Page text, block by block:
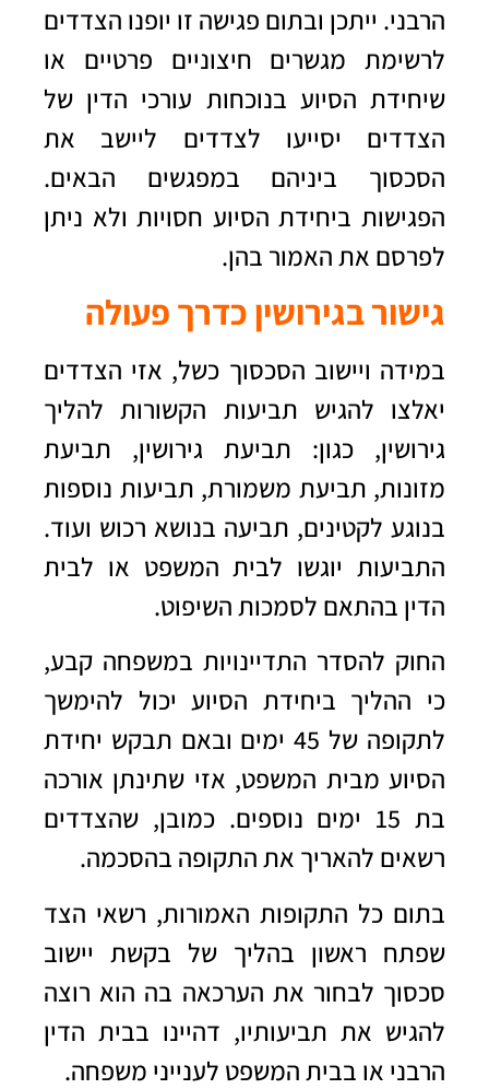
הרבני. ייתכן ובתום פגישה זו יופנו הצדדים
לרשימת מגשרים חיצוניים פרטיים או
שיחידת הסיוע בנוכחות עורכי הדין של
הצדדים יסייעו לצדדים ליישב את
הסכסוך ביניהם במפגשים הבאים.
הפגישות ביחידת הסיוע חסויות ולא ניתן
לפרסם את האמור בהן.
גישור בגירושין כדרך פעולה
במידה ויישוב הסכסוך כשל, אזי הצדדים
יאלצו להגיש תביעות הקשורות להליך
גירושין, כגון: תביעת גירושין, תביעת
מזונות, תביעת משמורת, תביעות נוספות
בנוגע לקטינים, תביעה בנושא רכוש ועוד.
התביעות יוגשו לבית המשפט או לבית
הדין בהתאם לסמכות השיפוט.
החוק להסדר התדיינויות במשפחה קבע,
כי ההליך ביחידת הסיוע יכול להימשך
לתקופה של 45 ימים ובאם תבקש יחידת
הסיוע מבית המשפט, אזי שתינתן אורכה
בת 15 ימים נוספים. כמובן, שהצדדים
רשאים להאריך את התקופה בהסכמה.
בתום כל התקופות האמורות, רשאי הצד
שפתח ראשון בהליך של בקשת יישוב
סכסוך לבחור את הערכאה בה הוא רוצה
להגיש את תביעותיו, דהיינו בבית הדין
הרבני או בבית המשפט לענייני משפחה.